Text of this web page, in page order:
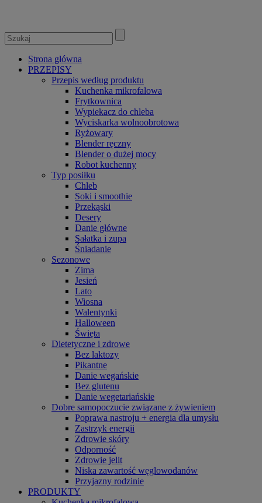
Strona główna
PRZEPISY
Przepis według produktu
Kuchenka mikrofalowa
Frytkownica
Wypiekacz do chleba
Wyciskarka wolnoobrotowa
Ryżowary
Blender ręczny
Blender o dużej mocy
Robot kuchenny
Typ posiłku
Chleb
Soki i smoothie
Przekąski
Desery
Danie główne
Sałatka i zupa
Śniadanie
Sezonowe
Zima
Jesień
Lato
Wiosna
Walentynki
Halloween
Święta
Dietetyczne i zdrowe
Bez laktozy
Pikantne
Danie wegańskie
Bez glutenu
Danie wegetariańskie
Dobre samopoczucie związane z żywieniem
Poprawa nastroju + energia dla umysłu
Zastrzyk energii
Zdrowie skóry
Odporność
Zdrowie jelit
Niska zawartość węglowodanów
Przyjazny rodzinie
PRODUKTY